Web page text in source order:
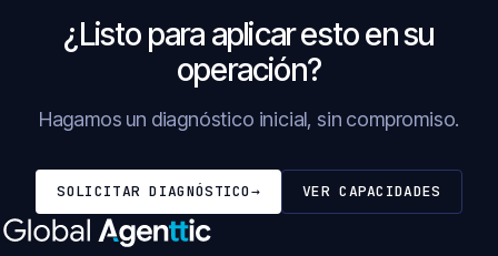
¿Listo para aplicar esto en su
operación?
Hagamos un diagnóstico inicial, sin compromiso.
SOLICITAR DIAGNÓSTICO→ VER CAPACIDADES